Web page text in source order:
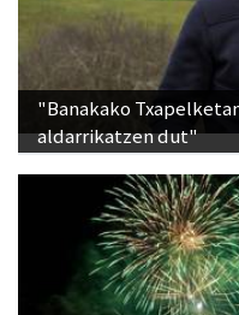
"Banakako
aldarrikatzen dut"